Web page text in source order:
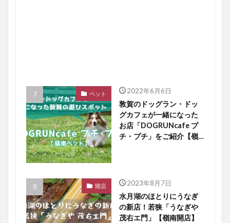
ペット 2022年6月6日
敦賀のドッグラン・ドッ
グカフェが一緒になった
お店「DOGRUNcafe プ
チ・プチ」をご紹介【嶺
開店 2023年8月7日
水月湖のほとりにうなぎ
の新店！若狭「うなぎや
茂右エ門」【嶺南開店】